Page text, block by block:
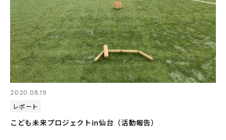
2020.08.19
レポート
こども未来プロジェクトin仙台（活動報告）